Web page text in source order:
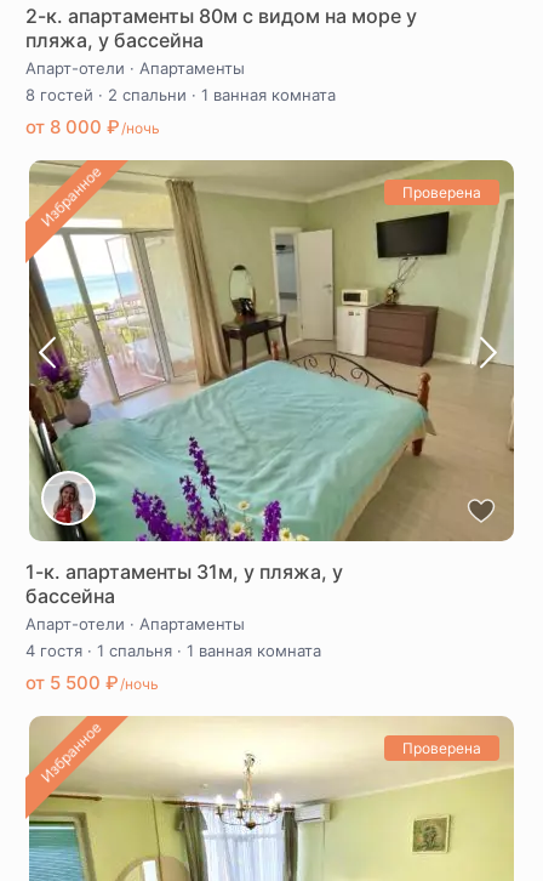
2-к. апартаменты 80м с видом на море у
пляжа, у бассейна
Апарт-отели · Апартаменты
8 гостей · 2 спальни · 1 ванная комната
от 8 000 ₽/ночь
Избранное Проверена
1-к. апартаменты 31м, у пляжа, у
бассейна
Апарт-отели · Апартаменты
4 гостя · 1 спальня · 1 ванная комната
от 5 500 ₽/ночь
Избранное Проверена